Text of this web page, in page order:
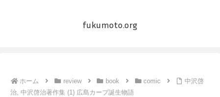
fukumoto.org
ホーム review book comic
中沢啓
治, 中沢啓治著作集 (1) 広島カープ誕生物語